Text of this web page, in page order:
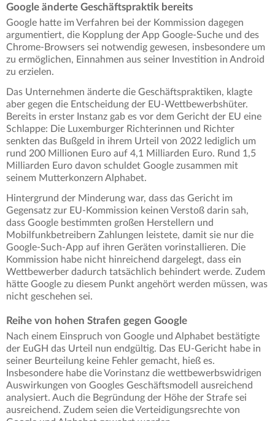
Google änderte Geschäftspraktik bereits
Google hatte im Verfahren bei der Kommission dagegen
argumentiert, die Kopplung der App Google-Suche und des
Chrome-Browsers sei notwendig gewesen, insbesondere um
zu ermöglichen, Einnahmen aus seiner Investition in Android
zu erzielen.
Das Unternehmen änderte die Geschäftspraktiken, klagte
aber gegen die Entscheidung der EU-Wettbewerbshüter.
Bereits in erster Instanz gab es vor dem Gericht der EU eine
Schlappe: Die Luxemburger Richterinnen und Richter
senkten das Bußgeld in ihrem Urteil von 2022 lediglich um
rund 200 Millionen Euro auf 4,1 Milliarden Euro. Rund 1,5
Milliarden Euro davon schuldet Google zusammen mit
seinem Mutterkonzern Alphabet.
Hintergrund der Minderung war, dass das Gericht im
Gegensatz zur EU-Kommission keinen Verstoß darin sah,
dass Google bestimmten großen Herstellern und
Mobilfunkbetreibern Zahlungen leistete, damit sie nur die
Google-Such-App auf ihren Geräten vorinstallieren. Die
Kommission habe nicht hinreichend dargelegt, dass ein
Wettbewerber dadurch tatsächlich behindert werde. Zudem
hätte Google zu diesem Punkt angehört werden müssen, was
nicht geschehen sei.
Reihe von hohen Strafen gegen Google
Nach einem Einspruch von Google und Alphabet bestätigte
der EuGH das Urteil nun endgültig. Das EU-Gericht habe in
seiner Beurteilung keine Fehler gemacht, hieß es.
Insbesondere habe die Vorinstanz die wettbewerbswidrigen
Auswirkungen von Googles Geschäftsmodell ausreichend
analysiert. Auch die Begründung der Höhe der Strafe sei
ausreichend. Zudem seien die Verteidigungsrechte von